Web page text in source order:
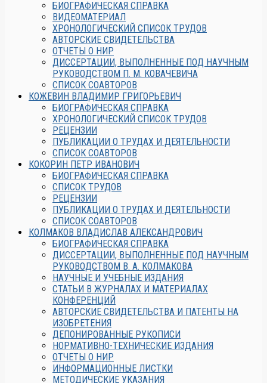
БИОГРАФИЧЕСКАЯ СПРАВКА
ВИДЕОМАТЕРИАЛ
ХРОНОЛОГИЧЕСКИЙ СПИСОК ТРУДОВ
АВТОРСКИЕ СВИДЕТЕЛЬСТВА
ОТЧЕТЫ О НИР
ДИССЕРТАЦИИ, ВЫПОЛНЕННЫЕ ПОД НАУЧНЫМ
РУКОВОДСТВОМ П. М. КОВАЧЕВИЧА
СПИСОК СОАВТОРОВ
КОЖЕВИН ВЛАДИМИР ГРИГОРЬЕВИЧ
БИОГРАФИЧЕСКАЯ СПРАВКА
ХРОНОЛОГИЧЕСКИЙ СПИСОК ТРУДОВ
РЕЦЕНЗИИ
ПУБЛИКАЦИИ О ТРУДАХ И ДЕЯТЕЛЬНОСТИ
СПИСОК СОАВТОРОВ
КОКОРИН ПЕТР ИВАНОВИЧ
БИОГРАФИЧЕСКАЯ СПРАВКА
СПИСОК ТРУДОВ
РЕЦЕНЗИИ
ПУБЛИКАЦИИ О ТРУДАХ И ДЕЯТЕЛЬНОСТИ
СПИСОК СОАВТОРОВ
КОЛМАКОВ ВЛАДИСЛАВ АЛЕКСАНДРОВИЧ
БИОГРАФИЧЕСКАЯ СПРАВКА
ДИССЕРТАЦИИ, ВЫПОЛНЕННЫЕ ПОД НАУЧНЫМ
РУКОВОДСТВОМ В. А. КОЛМАКОВА
НАУЧНЫЕ И УЧЕБНЫЕ ИЗДАНИЯ
СТАТЬИ В ЖУРНАЛАХ И МАТЕРИАЛАХ
КОНФЕРЕНЦИЙ
АВТОРСКИЕ СВИДЕТЕЛЬСТВА И ПАТЕНТЫ НА
ИЗОБРЕТЕНИЯ
ДЕПОНИРОВАННЫЕ РУКОПИСИ
НОРМАТИВНО-ТЕХНИЧЕСКИЕ ИЗДАНИЯ
ОТЧЕТЫ О НИР
ИНФОРМАЦИОННЫЕ ЛИСТКИ
МЕТОДИЧЕСКИЕ УКАЗАНИЯ